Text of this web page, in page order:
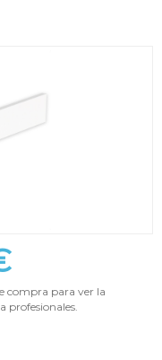
compra para ver la
profesionales.